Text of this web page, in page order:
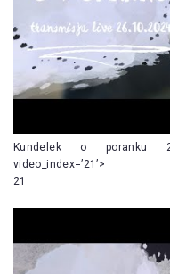
Kundelek o poranku
video_index=’21’>
21